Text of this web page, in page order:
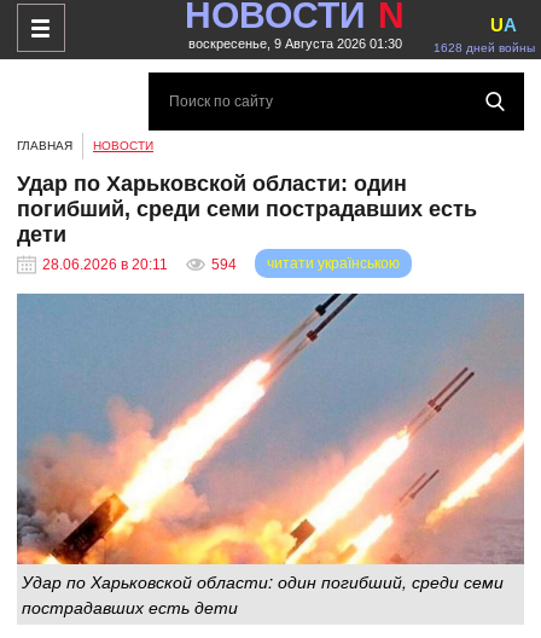
НОВОСТИ N
воскресенье, 9 Августа 2026 01:30 1628 дней войны
UA
ГЛАВНАЯ НОВОСТИ
Удар по Харьковской области: один
погибший, среди семи пострадавших есть
дети
28.06.2026 в 20:11 594 читати українською
Удар по Харьковской области: один погибший, среди семи
пострадавших есть дети